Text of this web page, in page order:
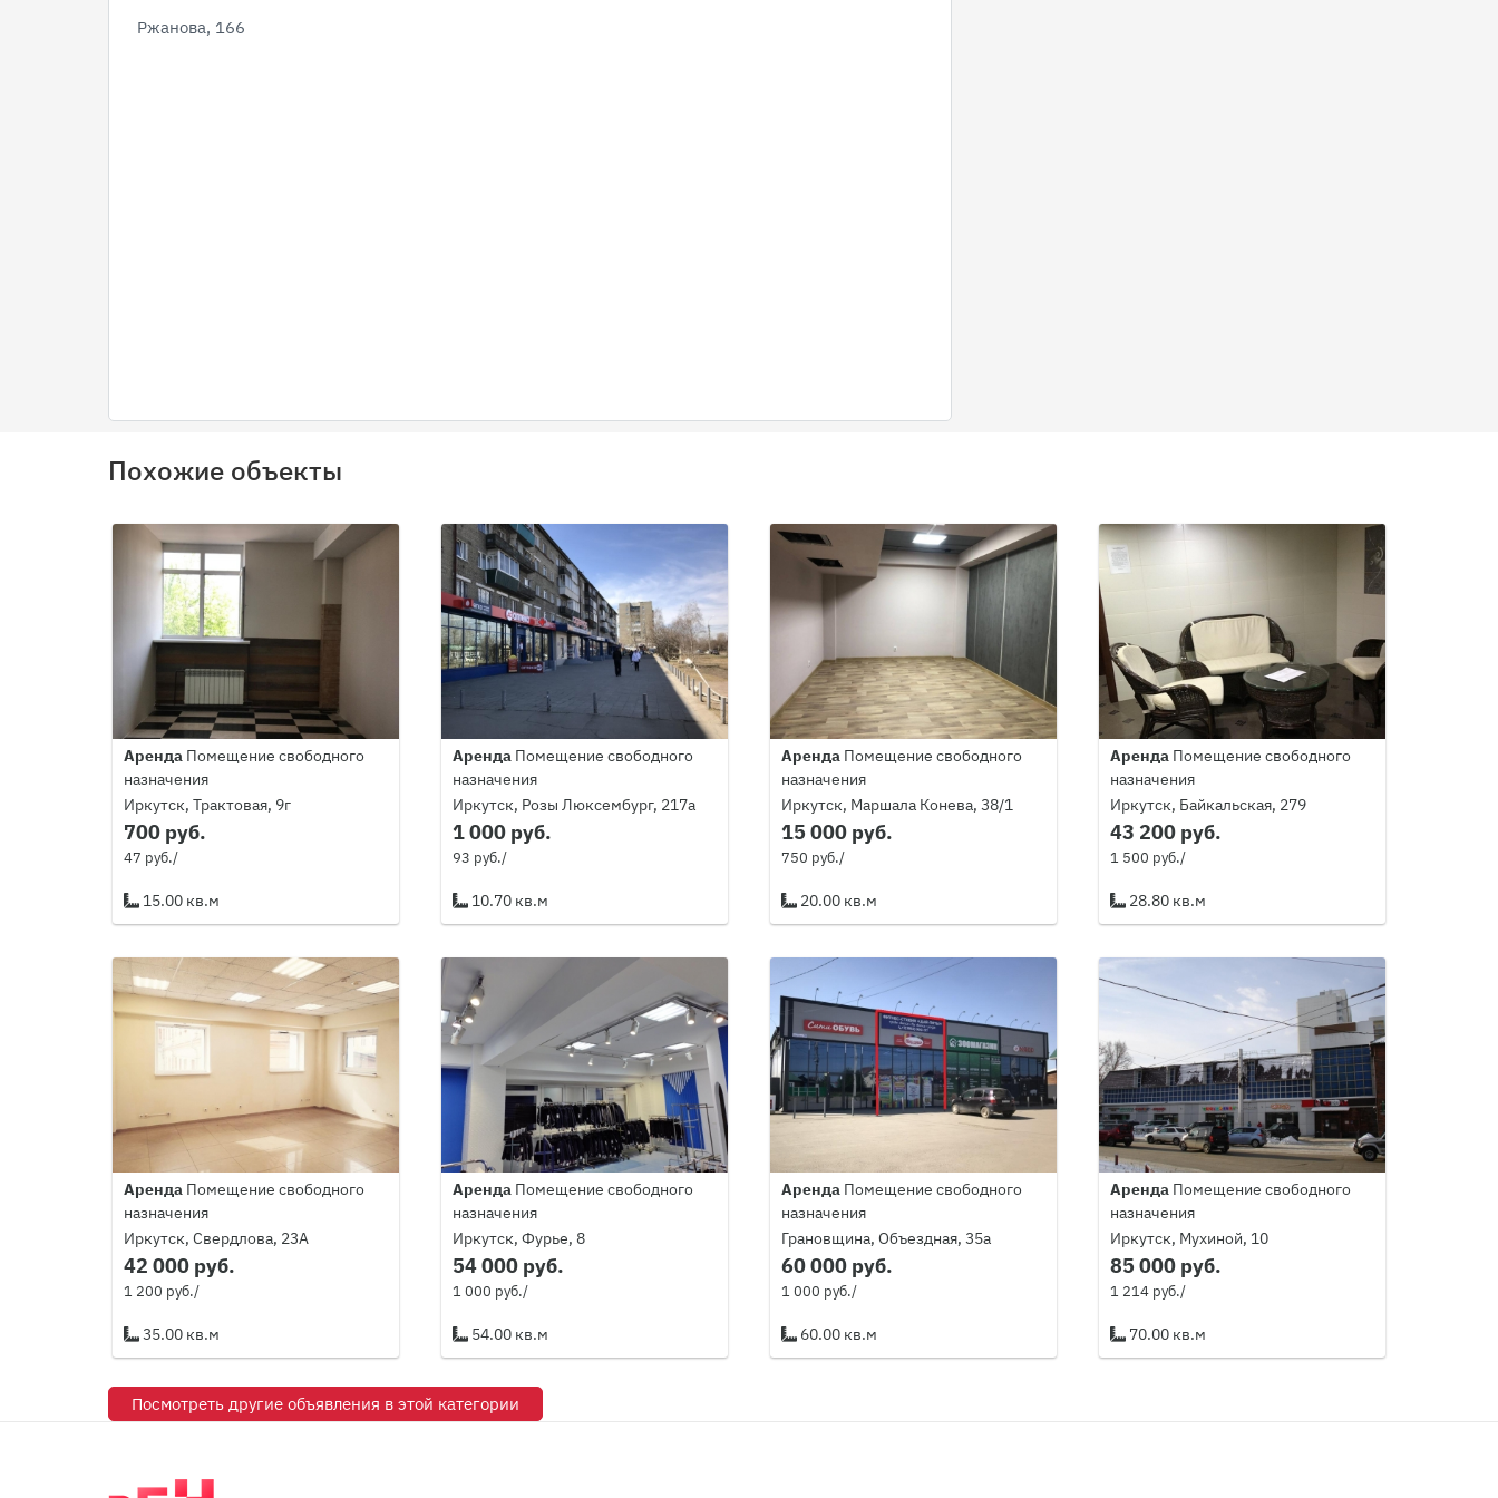
Ржанова, 166
Похожие объекты
Аренда Помещение свободного
назначения
Иркутск, Трактовая, 9г
700 руб.
47 руб./
15.00 кв.м
Аренда Помещение свободного
назначения
Иркутск, Розы Люксембург, 217а
1 000 руб.
93 руб./
10.70 кв.м
Аренда Помещение свободного
назначения
Иркутск, Маршала Конева, 38/1
15 000 руб.
750 руб./
20.00 кв.м
Аренда Помещение свободного
назначения
Иркутск, Байкальская, 279
43 200 руб.
1 500 руб./
28.80 кв.м
Аренда Помещение свободного
назначения
Иркутск, Свердлова, 23А
42 000 руб.
1 200 руб./
35.00 кв.м
Аренда Помещение свободного
назначения
Иркутск, Фурье, 8
54 000 руб.
1 000 руб./
54.00 кв.м
Аренда Помещение свободного
назначения
Грановщина, Объездная, 35а
60 000 руб.
1 000 руб./
60.00 кв.м
Аренда Помещение свободного
назначения
Иркутск, Мухиной, 10
85 000 руб.
1 214 руб./
70.00 кв.м
Посмотреть другие объявления в этой категории